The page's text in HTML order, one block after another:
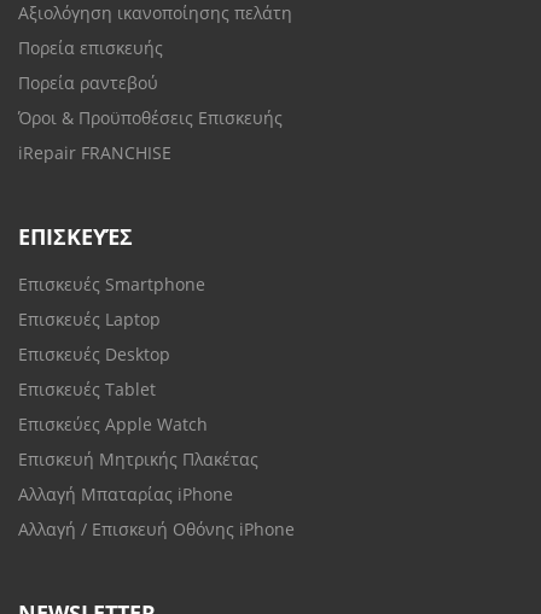
Αξιολόγηση ικανοποίησης πελάτη
Πορεία επισκευής
Πορεία ραντεβού
Όροι & Προϋποθέσεις Επισκευής
iRepair FRANCHISE
ΕΠΙΣΚΕΥΈΣ
Επισκευές Smartphone
Επισκευές Laptop
Επισκευές Desktop
Επισκευές Tablet
Επισκεύες Apple Watch
Επισκευή Μητρικής Πλακέτας
Αλλαγή Μπαταρίας iPhone
Αλλαγή / Επισκευή Οθόνης iPhone